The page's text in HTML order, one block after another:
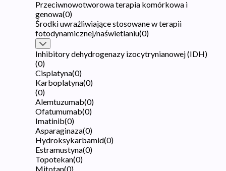
Przeciwnowotworowa terapia komórkowa i
genowa(0)
Środki uwrażliwiające stosowane w terapii
fotodynamicznej/naświetlaniu(0)
Inhibitory dehydrogenazy izocytrynianowej (IDH)
(0)
Cisplatyna(0)
Karboplatyna(0)
(0)
Alemtuzumab(0)
Ofatumumab(0)
Imatinib(0)
Asparaginaza(0)
Hydroksykarbamid(0)
Estramustyna(0)
Topotekan(0)
Mitotan(0)